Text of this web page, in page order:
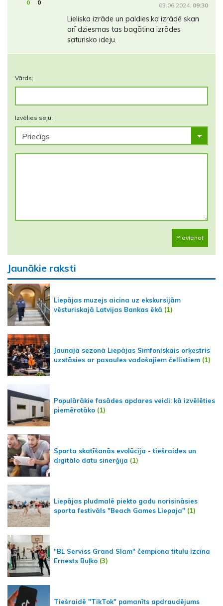
0 0 03.06.2024. 09:30
Lieliska izrāde un paldies,ka izrādē skan
arī dziesmas tas bagātina izrādes
saturisko ideju.
Vārds:
Izvēlies seju:
Pievienot
Jaunākie raksti
Liepājas muzejs aicina uz ekskursijām
vēsturiskajā Latvijas Bankas ēkā (1)
Jaunajā sezonā Liepājas Simfoniskais orķestris
uzstāsies ar pasaules vadošajiem čellistiem (1)
Populārākie fasādes apdares veidi: kā izvēlēties
piemērotāko (1)
Sporta skatīšanās evolūcija - tiešraides un
digitālo datu sinerģija (1)
Liepājas pludmalē piekto gadu norisināsies
sporta festivāls "Beach Games Liepaja" (1)
"BL Serviss Grand Slam" čempiona titulu izcīna
Ernests Buļko (3)
Tiešraidē "TikTok" pamanīts apdraudējums